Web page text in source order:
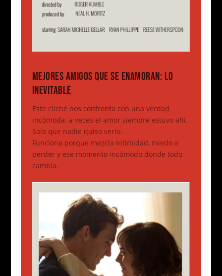
MEJORES AMIGOS QUE SE ENAMORAN: LO
INEVITABLE
Este cliché nos confronta con una verdad
incómoda: a veces el amor siempre estuvo ahí.
Solo que nadie quiso verlo.
Funciona porque mezcla intimidad, miedo a
perder y ese momento incómodo donde todo
cambia.